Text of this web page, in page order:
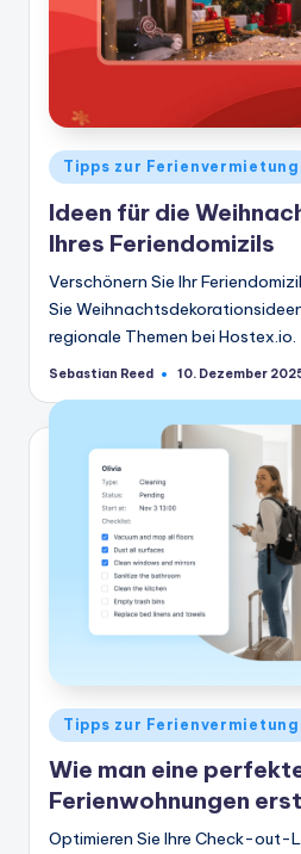
Veröffentlicht
in
Tipps zur Ferienvermietung
Ideen für die
Ihres Feriendomizils
Verschönern Sie Ihr
Sie
regionale Themen bei Hostex.io.
Geschrieben
Sebastian Reed 10. Dezember
Veröffentlicht
in
Tipps zur Ferienvermietung
Wie man eine
Ferienwohnungen
Optimieren Sie Ihre Check-out-